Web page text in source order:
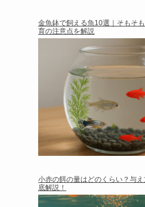
金魚鉢で飼える魚10選｜そもそ
育の注意点を解説
小赤の餌の量はどのくらい？与
底解説！